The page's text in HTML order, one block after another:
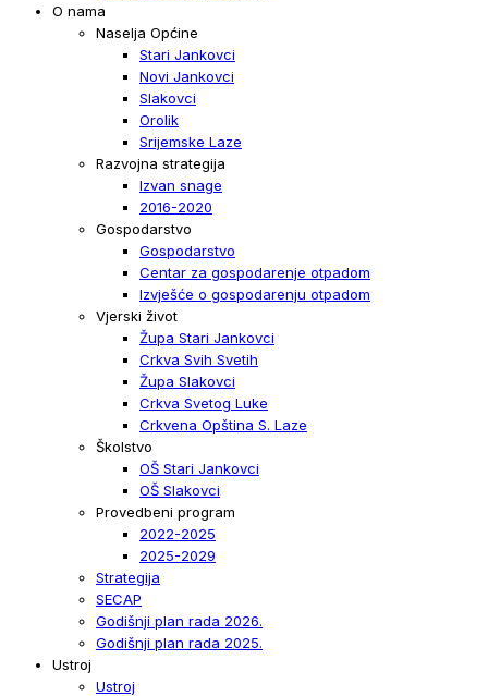
O nama
Naselja Općine
Stari Jankovci
Novi Jankovci
Slakovci
Orolik
Srijemske Laze
Razvojna strategija
Izvan snage
2016-2020
Gospodarstvo
Gospodarstvo
Centar za gospodarenje otpadom
Izvješće o gospodarenju otpadom
Vjerski život
Župa Stari Jankovci
Crkva Svih Svetih
Župa Slakovci
Crkva Svetog Luke
Crkvena Opština S. Laze
Školstvo
OŠ Stari Jankovci
OŠ Slakovci
Provedbeni program
2022-2025
2025-2029
Strategija
SECAP
Godišnji plan rada 2026.
Godišnji plan rada 2025.
Ustroj
Ustroj